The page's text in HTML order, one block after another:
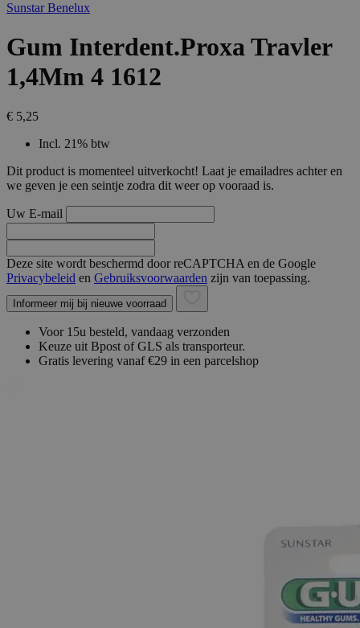
Sunstar Benelux
Gum Interdent.Proxa Travler
1,4Mm 4 1612
€ 5,25
Incl. 21% btw
Dit product is momenteel uitverkocht! Laat je emailadres achter en
we geven je een seintje zodra dit weer op vooraad is.
Uw E-mail
Deze site wordt beschermd door reCAPTCHA en de Google
Privacybeleid en Gebruiksvoorwaarden zijn van toepassing.
Informeer mij bij nieuwe voorraad
Voor 15u besteld, vandaag verzonden
Keuze uit Bpost of GLS als transporteur.
Gratis levering vanaf €29 in een parcelshop